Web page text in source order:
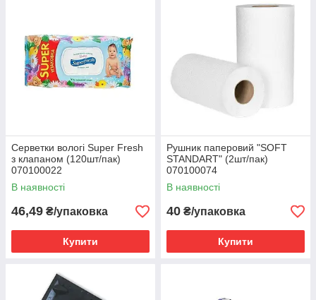
Серветки вологі Super Fresh
з клапаном (120шт/пак)
070100022
В наявності
46,49 ₴/упаковка
Купити
Рушник паперовий "SOFT
STANDART" (2шт/пак)
070100074
В наявності
40 ₴/упаковка
Купити